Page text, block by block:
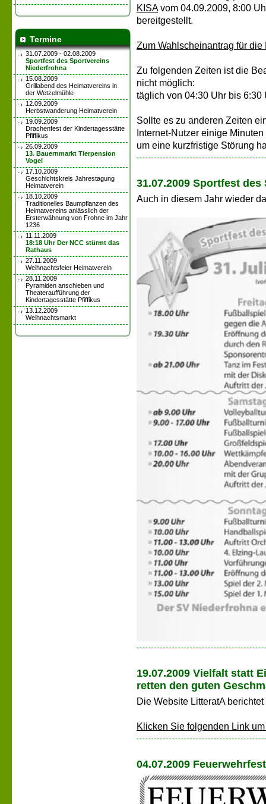
Termine
31.07.2009 - 02.08.2009
Sportfest des Sportvereins
Niederfrohna
15.08.2009
Grillabend des Heimatvereins in
der Wetzelmühle
12.09.2009
Herbstwanderung Heimatverein
19.09.2009
Drachenfest der Kindertagesstätte
Pfiffikus
26.09.2009
13. Bauernmarkt Tierpension
Vogel
17.10.2009
Geschichtskreis Jahrestagung
Heimatverein
18.10.2009
Traditionelles Baumpflanzen des
Heimatvereins anlässlich der
Ersterwähnung von Frohne im Jahr
1236
11.11.2009
18:18 Uhr Der NCC stürmt das
Rathaus
27.11.2009
Weihnachtsfeier Heimatverein
28.11.2009
Pyramiden anschieben und
Theateraufführung der
Kindertagesstätte Pfiffikus
13.12.2009
Weihnachtsmarkt
KISAvom 04.09.2009, 8:00
bereitgestellt.
Zum Wahlscheinantrag für
Zu folgenden Zeiten ist die
nicht möglich:
täglich von 04:30 Uhr bis 6:30
Sollte es zu anderen Zeiten
Internet-Nutzer einige
um eine kurzfristige Störung
31.07.2009 Sportfest
Auch in diesem Jahr wieder
19.07.2009 Vielfalt statt
retten den guten
Die Website LitteratA
Klicken Sie folgenden Link
04.07.2009